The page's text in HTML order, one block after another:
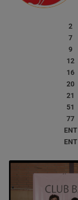
2
7
9
12
16
20
21
51
77
ENT
ENT